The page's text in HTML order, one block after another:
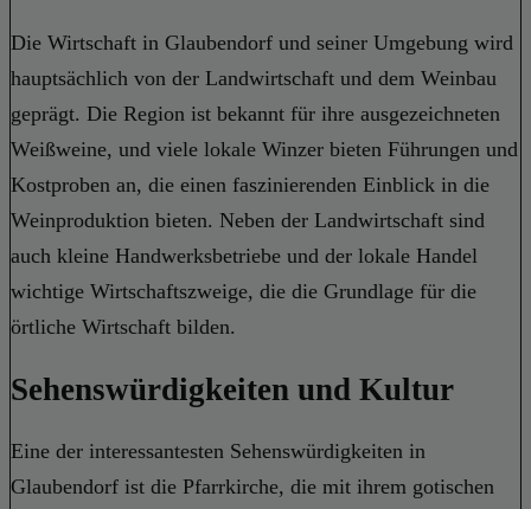
Die Wirtschaft in Glaubendorf und seiner Umgebung wird
hauptsächlich von der Landwirtschaft und dem Weinbau
geprägt. Die Region ist bekannt für ihre ausgezeichneten
Weißweine, und viele lokale Winzer bieten Führungen und
Kostproben an, die einen faszinierenden Einblick in die
Weinproduktion bieten. Neben der Landwirtschaft sind
auch kleine Handwerksbetriebe und der lokale Handel
wichtige Wirtschaftszweige, die die Grundlage für die
örtliche Wirtschaft bilden.
Sehenswürdigkeiten und Kultur
Eine der interessantesten Sehenswürdigkeiten in
Glaubendorf ist die Pfarrkirche, die mit ihrem gotischen